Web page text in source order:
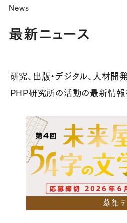
News
最新ニュース
研究、出版・デジタル、人材開
PHP研究所の活動の最新情報